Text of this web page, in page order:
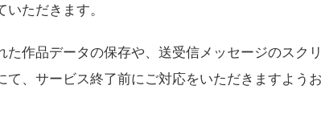
ただきます。
た作品データの保存や、送受信メッセージのスク
、サービス終了前にご対応をいただきますよう